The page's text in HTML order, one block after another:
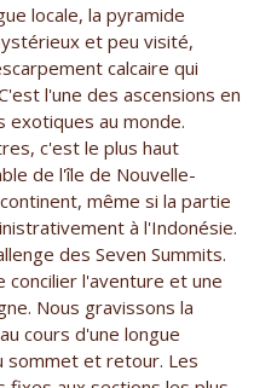
locale, la pyramide
et peu visité,
calcaire qui
l'une des ascensions en
exotiques au monde.
c'est le plus haut
de l'île de Nouvelle-
même si la partie
à l'Indonésie.
des Seven Summits.
l'aventure et une
Nous gravissons la
cours d'une longue
sommet et retour. Les